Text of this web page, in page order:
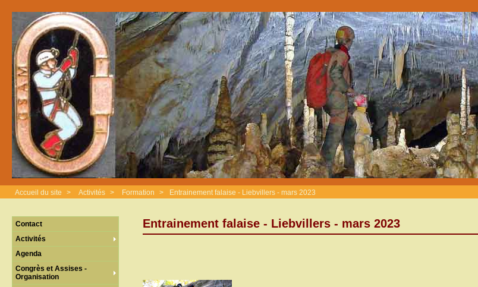
Accueil du site > Activités > Formation > Entrainement falaise - Liebvillers - mars 2023
Entrainement falaise - Liebvillers - mars 2023
Contact
Activités
Agenda
Congrès et Assises -
Organisation